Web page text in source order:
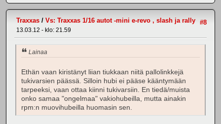
#8
Traxxas / Vs: Traxxas 1/16 autot -mini e-revo , slash ja rally
13.03.12 - klo: 21.59
Lainaa
Ethän vaan kiristänyt liian tiukkaan niitä pallolinkkejä
tukivarsien päässä. Silloin hubi ei pääse kääntymään
tarpeeksi, vaan ottaa kiinni tukivarsiin. En tiedä/muista
onko samaa "ongelmaa" vakiohubeilla, mutta ainakin
rpm:n muovihubeilla huomasin sen.